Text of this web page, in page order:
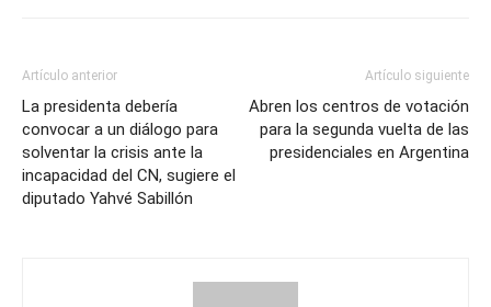
Artículo anterior
La presidenta debería
convocar a un diálogo para
solventar la crisis ante la
incapacidad del CN, sugiere el
diputado Yahvé Sabillón
Artículo siguiente
Abren los centros de votación
para la segunda vuelta de las
presidenciales en Argentina